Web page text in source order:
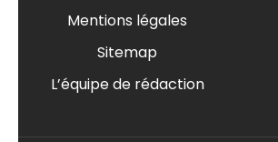
Mentions légales
Sitemap
L’équipe de rédaction